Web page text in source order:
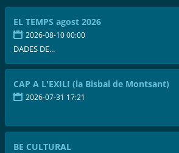
EL TEMPS agost 2026
2026-08-10 00:00
DADES DE...
CAP A L'EXILI (la Bisbal de Montsant)
2026-07-31 17:21
BE CULTURAL